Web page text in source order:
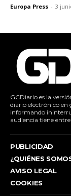
Europa Press - 3
GCDiario es la
diario electrónico en
informando
audiencia tiene
PUBLICIDAD
¿QUIÉNES
AVISO LEGAL
COOKIES